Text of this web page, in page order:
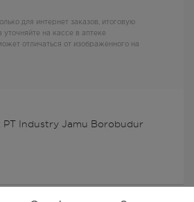
PT Industry Jamu Borobudur
для интернет заказов, итоговую
уточняйте на кассе в аптеке
отличаться от изображенного на